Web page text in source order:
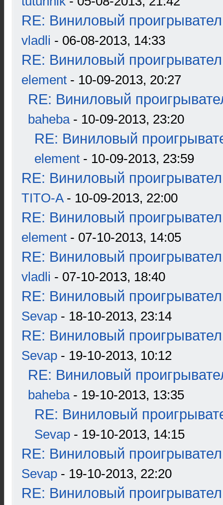
RE: Виниловый
vladli - 06-08-2013, 14:33
RE: Виниловый
element - 10-09-2013, 20:27
RE: Виниловый
baheba- 10-09-2013, 23:20
RE: Виниловый
element - 10-09-2013, 23:59
RE: Виниловый
TITO-A- 10-09-2013, 22:00
RE: Виниловый
element - 07-10-2013, 14:05
RE: Виниловый
vladli - 07-10-2013, 18:40
RE: Виниловый
Sevap - 18-10-2013, 23:14
RE: Виниловый
Sevap - 19-10-2013, 10:12
RE: Виниловый
baheba- 19-10-2013, 13:35
RE: Виниловый
Sevap - 19-10-2013, 14:15
RE: Виниловый
Sevap - 19-10-2013, 22:20
RE: Виниловый